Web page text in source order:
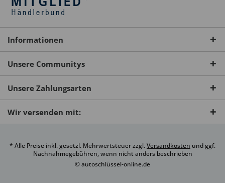
Informationen
Unsere Communitys
Unsere Zahlungsarten
Wir versenden mit:
* Alle Preise inkl. gesetzl. Mehrwertsteuer zzgl.Versandkosten und ggf.
Nachnahmegebühren, wenn nicht anders beschrieben
© autoschlüssel-online.de